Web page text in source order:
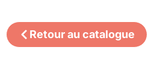
Retour au catalogue